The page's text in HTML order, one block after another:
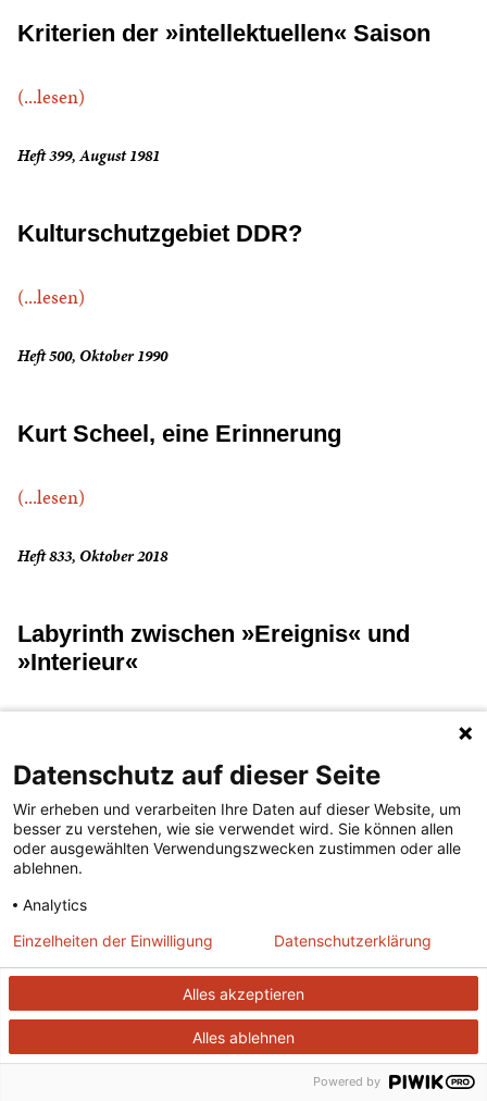
Kriterien der »intellektuellen« Saison
(...lesen)
Heft 399, August 1981
Kulturschutzgebiet DDR?
(...lesen)
Heft 500, Oktober 1990
Kurt Scheel, eine Erinnerung
(...lesen)
Heft 833, Oktober 2018
Labyrinth zwischen »Ereignis« und
»Interieur«
Heft 539, Februar 1994
Literatur oder Wirklichkeit
Mythologie, nicht Philosophie
Datenschutz auf dieser Seite
Wir erheben und verarbeiten Ihre Daten auf dieser Website, um
besser zu verstehen, wie sie verwendet wird. Sie können allen
oder ausgewählten Verwendungszwecken zustimmen oder alle
ablehnen.
Analytics
Alles akzeptieren
Alles ablehnen
Einzelheiten der Einwilligung Datenschutzerklärung
Powered by